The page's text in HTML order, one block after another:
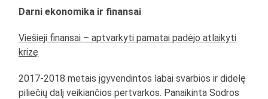
Darni ekonomika ir finansai
Viešieji finansai – aptvarkyti pamatai padėjo atlaikyti
krizę
2017-2018 metais įgyvendintos labai svarbios ir didelę
piliečių dalį veikiančios pertvarkos. Panaikinta Sodros